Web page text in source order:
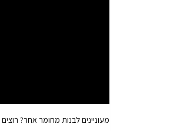
מעוניינים לבנות מחומר אחר?